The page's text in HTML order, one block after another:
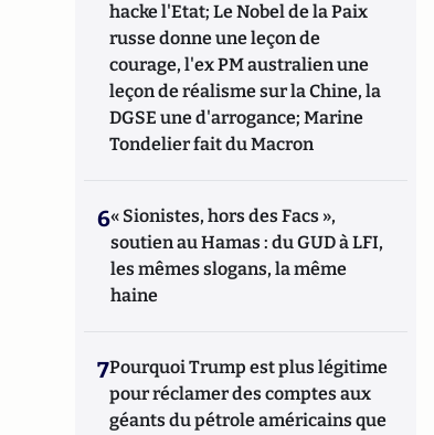
hacke l'Etat; Le Nobel de la Paix
russe donne une leçon de
courage, l'ex PM australien une
leçon de réalisme sur la Chine, la
DGSE une d'arrogance; Marine
Tondelier fait du Macron
6« Sionistes, hors des Facs »,
soutien au Hamas : du GUD à LFI,
les mêmes slogans, la même
haine
7Pourquoi Trump est plus légitime
pour réclamer des comptes aux
géants du pétrole américains que